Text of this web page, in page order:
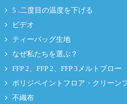
5 .二度目の温度を下げる
ビデオ
ティーバッグ生地
なぜ私たちを選ぶ？
FFP 2、FFP 2、FFP 3メルトブロー
ボリジペイントフロア・クリーン
不織布